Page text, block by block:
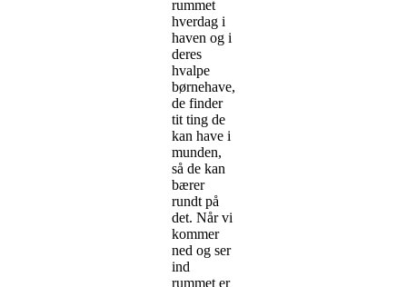
rummet
hverdag i
haven og i
deres
hvalpe
børnehave,
de finder
tit ting de
kan have i
munden,
så de kan
bærer
rundt på
det. Når vi
kommer
ned og ser
ind
rummet er